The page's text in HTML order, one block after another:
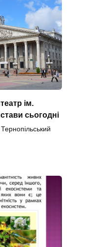
ім.
сьогодні